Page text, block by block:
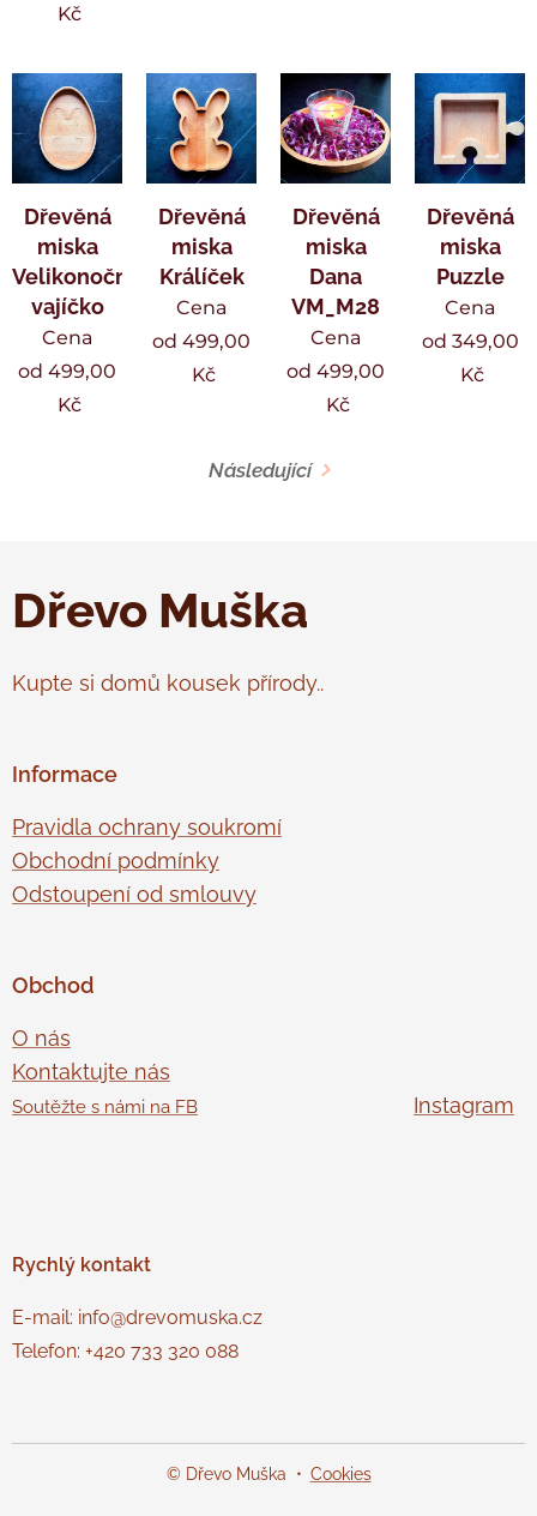
Kč
Dřevěná
miska
Velikonoční
vajíčko
Cena
od 499,00
Kč
Dřevěná
miska
Králíček
Cena
od 499,00
Kč
Dřevěná
miska
Dana
VM_M28
Cena
od 499,00
Kč
Dřevěná
miska
Puzzle
Cena
od 349,00
Kč
Následující
Dřevo Muška
Kupte si domů kousek přírody..
Informace
Pravidla ochrany soukromí
Obchodní podmínky
Odstoupení od smlouvy
Obchod
O nás
Kontaktujte nás
Soutěžte s námi na FB Instagram
Rychlý kontakt
E-mail: info@drevomuska.cz
Telefon: +420 733 320 088
© Dřevo Muška Cookies